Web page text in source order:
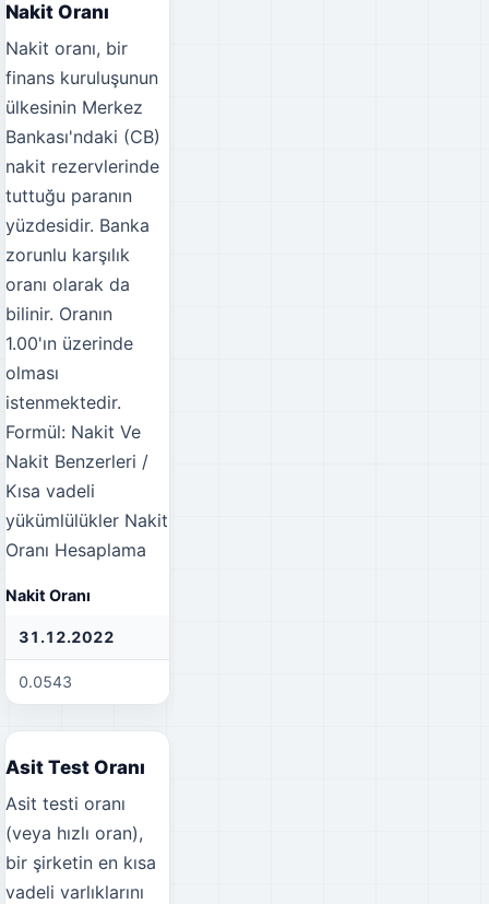
Nakit Oranı
Nakit oranı, bir
finans kuruluşunun
ülkesinin Merkez
Bankası'ndaki (CB)
nakit rezervlerinde
tuttuğu paranın
yüzdesidir. Banka
zorunlu karşılık
oranı olarak da
bilinir. Oranın
1.00'ın üzerinde
olması
istenmektedir.
Formül: Nakit Ve
Nakit Benzerleri /
Kısa vadeli
yükümlülükler Nakit
Oranı Hesaplama
Nakit Oranı
31.12.2022
0.0543
Asit Test Oranı
Asit testi oranı
(veya hızlı oran),
bir şirketin en kısa
vadeli varlıklarını